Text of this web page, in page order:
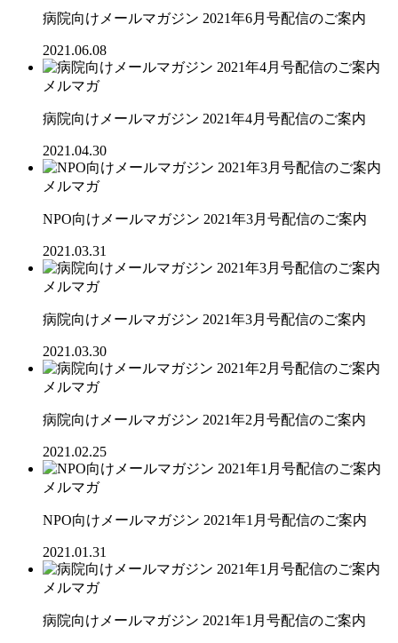
病院向けメールマガジン 2021年6月号配信のご案内
2021.06.08
メルマガ
病院向けメールマガジン 2021年4月号配信のご案内
2021.04.30
メルマガ
NPO向けメールマガジン 2021年3月号配信のご案内
2021.03.31
メルマガ
病院向けメールマガジン 2021年3月号配信のご案内
2021.03.30
メルマガ
病院向けメールマガジン 2021年2月号配信のご案内
2021.02.25
メルマガ
NPO向けメールマガジン 2021年1月号配信のご案内
2021.01.31
メルマガ
病院向けメールマガジン 2021年1月号配信のご案内